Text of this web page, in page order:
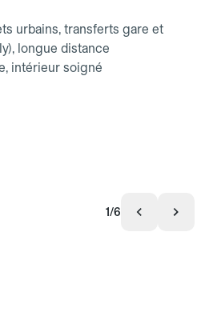
urbains, transferts gare et
longue distance
intérieur soigné
1/6